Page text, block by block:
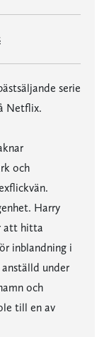
serie
Netflix.
och
Harry
att hitta
inblandning i
under
och
till en av